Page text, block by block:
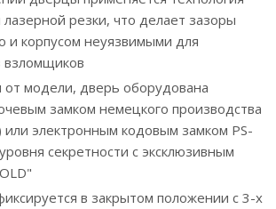
резки, что делает зазоры
корпусом неуязвимыми для
взломщиков
от модели, дверь оборудована
замком немецкого производства
или электронным кодовым замком PS-
секретности с эксклюзивным
в закрытом положении с 3-х